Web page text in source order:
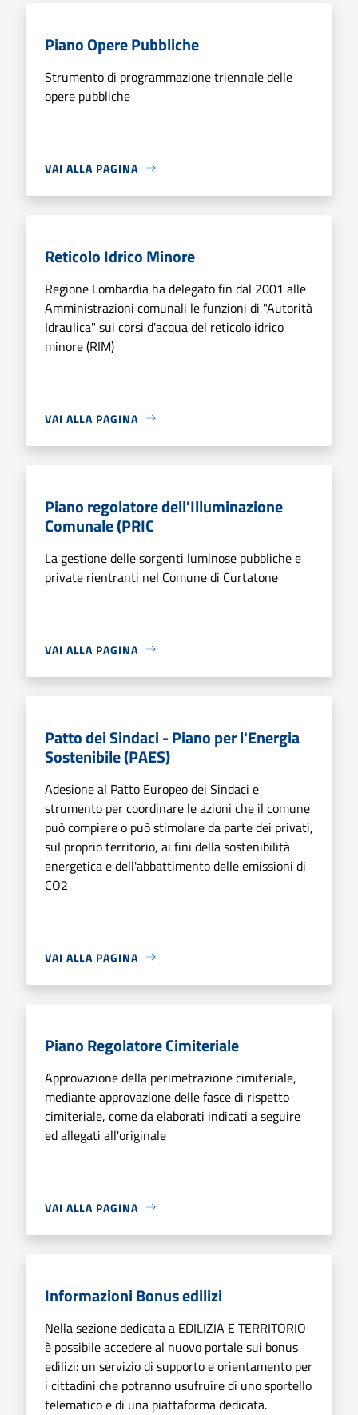
Piano Opere Pubbliche
Strumento di programmazione triennale delle
opere pubbliche
VAI ALLA PAGINA
Reticolo Idrico Minore
Regione Lombardia ha delegato fin dal 2001 alle
Amministrazioni comunali le funzioni di "Autorità
Idraulica" sui corsi d'acqua del reticolo idrico
minore (RIM)
VAI ALLA PAGINA
Piano regolatore dell'Illuminazione
Comunale (PRIC
La gestione delle sorgenti luminose pubbliche e
private rientranti nel Comune di Curtatone
VAI ALLA PAGINA
Patto dei Sindaci - Piano per l'Energia
Sostenibile (PAES)
Adesione al Patto Europeo dei Sindaci e
strumento per coordinare le azioni che il comune
può compiere o può stimolare da parte dei privati,
sul proprio territorio, ai fini della sostenibilità
energetica e dell'abbattimento delle emissioni di
CO2
VAI ALLA PAGINA
Piano Regolatore Cimiteriale
Approvazione della perimetrazione cimiteriale,
mediante approvazione delle fasce di rispetto
cimiteriale, come da elaborati indicati a seguire
ed allegati all'originale
VAI ALLA PAGINA
Informazioni Bonus edilizi
Nella sezione dedicata a EDILIZIA E TERRITORIO
è possibile accedere al nuovo portale sui bonus
edilizi: un servizio di supporto e orientamento per
i cittadini che potranno usufruire di uno sportello
telematico e di una piattaforma dedicata.